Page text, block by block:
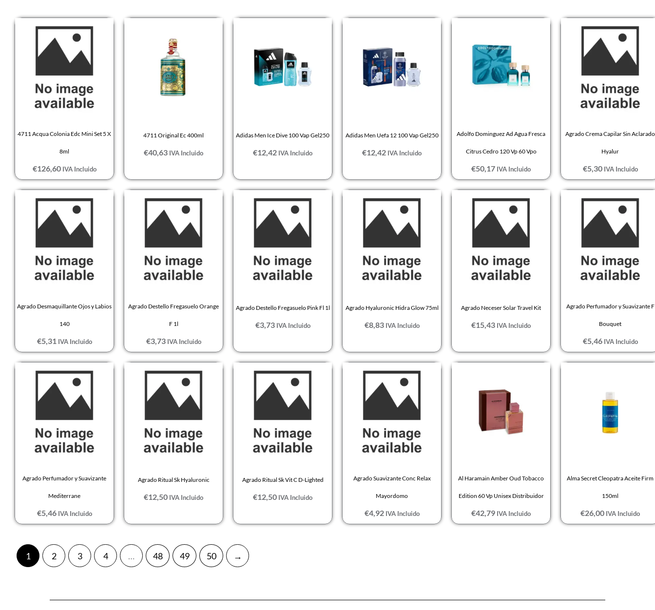
4711 Acqua Colonia Edc Mini Set 5 X
8ml
€126,60 IVA Incluido
4711 Original Ec 400ml
€40,63 IVA Incluido
Adidas Men Ice Dive 100 Vap Gel250
€12,42 IVA Incluido
Adidas Men Uefa 12 100 Vap Gel250
€12,42 IVA Incluido
Adolfo Dominguez Ad Agua Fresca
Citrus Cedro 120 Vp 60 Vpo
€50,17 IVA Incluido
Agrado Crema Capilar Sin Aclarado
Hyalur
€5,30 IVA Incluido
Agrado Desmaquillante Ojos y Labios
140
€5,31 IVA Incluido
Agrado Destello Fregasuelo Orange
F 1l
€3,73 IVA Incluido
Agrado Destello Fregasuelo Pink Fl 1l
€3,73 IVA Incluido
Agrado Hyaluronic Hidra Glow 75ml
€8,83 IVA Incluido
Agrado Neceser Solar Travel Kit
€15,43 IVA Incluido
Agrado Perfumador y Suavizante F
Bouquet
€5,46 IVA Incluido
Agrado Perfumador y Suavizante
Mediterrane
€5,46 IVA Incluido
Agrado Ritual Sk Hyaluronic
€12,50 IVA Incluido
Agrado Ritual Sk Vit C D-Lighted
€12,50 IVA Incluido
Agrado Suavizante Conc Relax
Mayordomo
€4,92 IVA Incluido
Al Haramain Amber Oud Tobacco
Edition 60 Vp Unisex Distribuidor
€42,79 IVA Incluido
Alma Secret Cleopatra Aceite Firm
150ml
€26,00 IVA Incluido
1 2 3 4 … 48 49 50 →